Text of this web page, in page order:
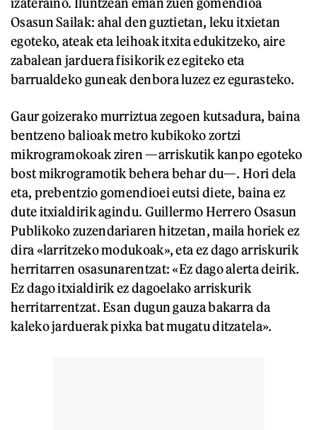
Osasun Sailak: ahal den guztietan, leku itxietan
egoteko, ateak eta leihoak itxita edukitzeko, aire
zabalean jarduera fisikorik ez egiteko eta
barrualdeko guneak denbora luzez ez egurasteko.
Gaur goizerako murriztua zegoen kutsadura, baina
bentzeno balioak metro kubikoko zortzi
mikrogramokoak ziren —arriskutik kanpo egoteko
bost mikrogramotik behera behar du—. Hori dela
eta, prebentzio gomendioei eutsi diete, baina ez
dute itxialdirik agindu. Guillermo Herrero Osasun
Publikoko zuzendariaren hitzetan, maila horiek ez
dira «larritzeko modukoak», eta ez dago arriskurik
herritarren osasunarentzat: «Ez dago alerta deirik.
Ez dago itxialdirik ez dagoelako arriskurik
herritarrentzat. Esan dugun gauza bakarra da
kaleko jarduerak pixka bat mugatu ditzatela».